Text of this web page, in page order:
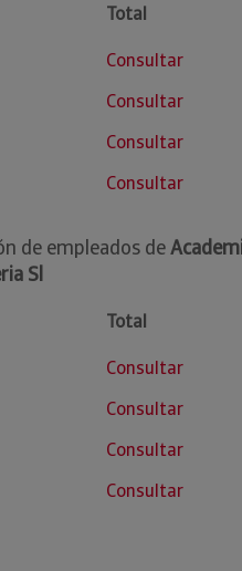
Total
Consultar
Consultar
Consultar
Consultar
de empleados de
Sl
Total
Consultar
Consultar
Consultar
Consultar